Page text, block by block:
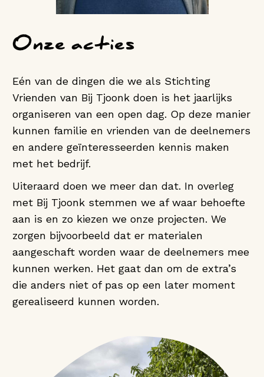
Onze acties
Eén van de dingen die we als Stichting
Vrienden van Bij Tjoonk doen is het jaarlijks
organiseren van een open dag. Op deze manier
kunnen familie en vrienden van de deelnemers
en andere geïnteresseerden kennis maken
met het bedrijf.
Uiteraard doen we meer dan dat. In overleg
met Bij Tjoonk stemmen we af waar behoefte
aan is en zo kiezen we onze projecten. We
zorgen bijvoorbeeld dat er materialen
aangeschaft worden waar de deelnemers mee
kunnen werken. Het gaat dan om de extra’s
die anders niet of pas op een later moment
gerealiseerd kunnen worden.